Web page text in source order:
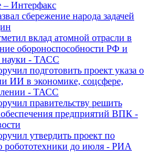
– Интерфакс
сбережение народа задачей
вклад атомной отрасли в
обороноспособности РФ и
науки - ТАСС
подготовить проект указа о
ИИ в экономике, соцсфере,
- ТАСС
правительству решить
предприятий ВПК -
утвердить проект по
робототехники до июля - РИА